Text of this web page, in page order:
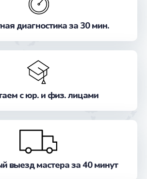
диагностика за 30 мин.
с юр. и физ. лицами
выезд мастера за 40 минут